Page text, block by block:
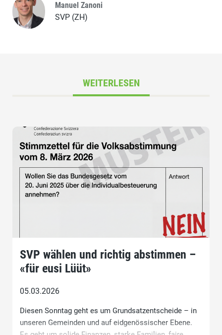
Manuel Zanoni
SVP (ZH)
WEITERLESEN
SVP wählen und richtig abstimmen –
«für eusi Lüüt»
05.03.2026
Diesen Sonntag geht es um Grundsatzentscheide – in
unseren Gemeinden und auf eidgenössischer Ebene.